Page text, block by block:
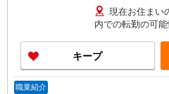
験から入社）職
年2回 他
現在お住まい
内での転勤の可
選択は不可 ・A
青森・岩手・秋田
ク(北陸)：石川・
キープ
職業紹介